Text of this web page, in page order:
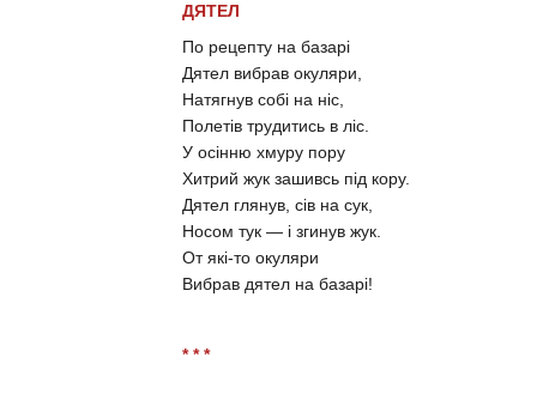
ДЯТЕЛ
По рецепту на базарі
Дятел вибрав окуляри,
Натягнув собі на ніс,
Полетів трудитись в ліс.
У осінню хмуру пору
Хитрий жук зашивсь під кору.
Дятел глянув, сів на сук,
Носом тук — і згинув жук.
От які-то окуляри
Вибрав дятел на базарі!
* * *